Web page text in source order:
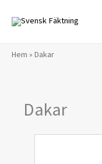
innehåll
Hem » Dakar
Dakar